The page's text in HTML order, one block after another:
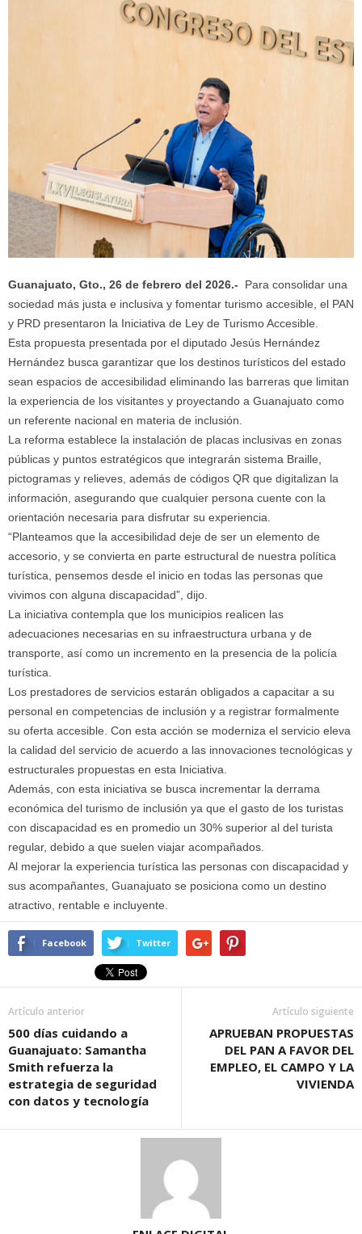
Guanajuato, Gto., 26 de febrero del 2026.- Para consolidar una
sociedad más justa e inclusiva y fomentar turismo accesible, el PAN
y PRD presentaron la Iniciativa de Ley de Turismo Accesible.
Esta propuesta presentada por el diputado Jesús Hernández
Hernández busca garantizar que los destinos turísticos del estado
sean espacios de accesibilidad eliminando las barreras que limitan
la experiencia de los visitantes y proyectando a Guanajuato como
un referente nacional en materia de inclusión.
La reforma establece la instalación de placas inclusivas en zonas
públicas y puntos estratégicos que integrarán sistema Braille,
pictogramas y relieves, además de códigos QR que digitalizan la
información, asegurando que cualquier persona cuente con la
orientación necesaria para disfrutar su experiencia.
“Planteamos que la accesibilidad deje de ser un elemento de
accesorio, y se convierta en parte estructural de nuestra política
turística, pensemos desde el inicio en todas las personas que
vivimos con alguna discapacidad”, dijo.
La iniciativa contempla que los municipios realicen las
adecuaciones necesarias en su infraestructura urbana y de
transporte, así como un incremento en la presencia de la policía
turística.
Los prestadores de servicios estarán obligados a capacitar a su
personal en competencias de inclusión y a registrar formalmente
su oferta accesible. Con esta acción se moderniza el servicio eleva
la calidad del servicio de acuerdo a las innovaciones tecnológicas y
estructurales propuestas en esta Iniciativa.
Además, con esta iniciativa se busca incrementar la derrama
económica del turismo de inclusión ya que el gasto de los turistas
con discapacidad es en promedio un 30% superior al del turista
regular, debido a que suelen viajar acompañados.
Al mejorar la experiencia turística las personas con discapacidad y
sus acompañantes, Guanajuato se posiciona como un destino
atractivo, rentable e incluyente.
Facebook Twitter
Artículo anterior
500 días cuidando a
Guanajuato: Samantha
Smith refuerza la
estrategia de seguridad
con datos y tecnología
Artículo siguiente
APRUEBAN PROPUESTAS
DEL PAN A FAVOR DEL
EMPLEO, EL CAMPO Y LA
VIVIENDA